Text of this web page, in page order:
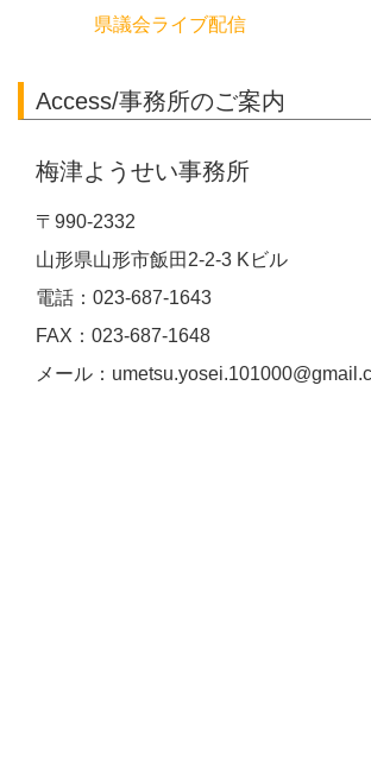
県議会ライブ配信
Access/事務所のご案内
梅津ようせい事務所
〒990-2332
山形県山形市飯田2-2-3 Kビル
電話：023-687-1643
FAX：023-687-1648
メール：